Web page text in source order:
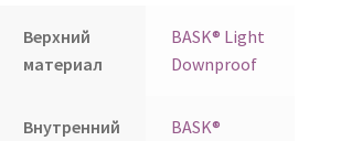
Верхний
материал
BASK® Light
Downproof
Внутренний
BASK®